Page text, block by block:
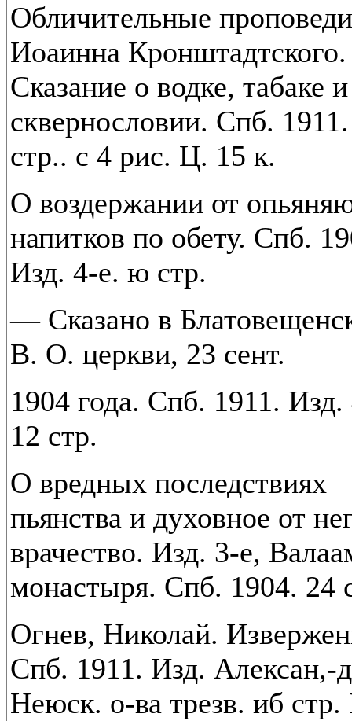
Обличительные
Иоаинна Кронштадтского.
Сказание о водке, табаке и
сквернословии. Спб.
стр.. с 4 рис. Ц. 15 к.
О воздержании от
напитков по обету. Спб.
Изд. 4-е. ю стр.
— Сказано в
В. О. церкви, 23 сент.
1904 года. Спб. 1911. Изд.
12 стр.
О вредных последствиях
пьянства и духовное от
врачество. Изд. 3-е,
монастыря. Спб. 1904. 24
Огнев, Николай.
Спб. 1911. Изд. Алексан,-
Неюск. о-ва трезв. иб